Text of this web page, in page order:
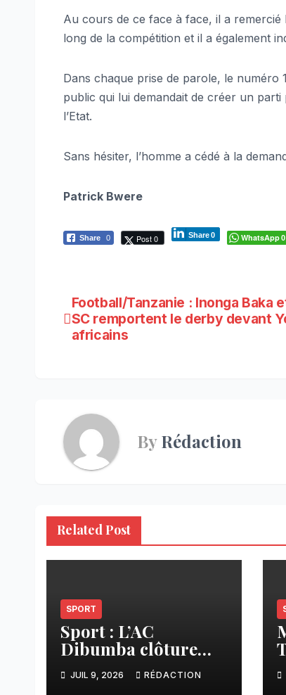
Au cours de ce face à face, il a
long de la compétition et il a également
Dans chaque prise de parole, le
public qui lui demandait de créer un
l’Etat.
Sans hésiter, l’homme a cédé à la
Patrick Bwere
Share 0 Post 0 Share0 WhatsApp0
Navigation
de
Football/Tanzanie : Inonga Baka
SC remportent le derby devant
africains
ByRédaction
Related Post
SPORT
Sport : L’AC
Dibumba clôture
avec un bilan positif
et vise la ligue 1
JUIL 9, 2026 RÉDACTION